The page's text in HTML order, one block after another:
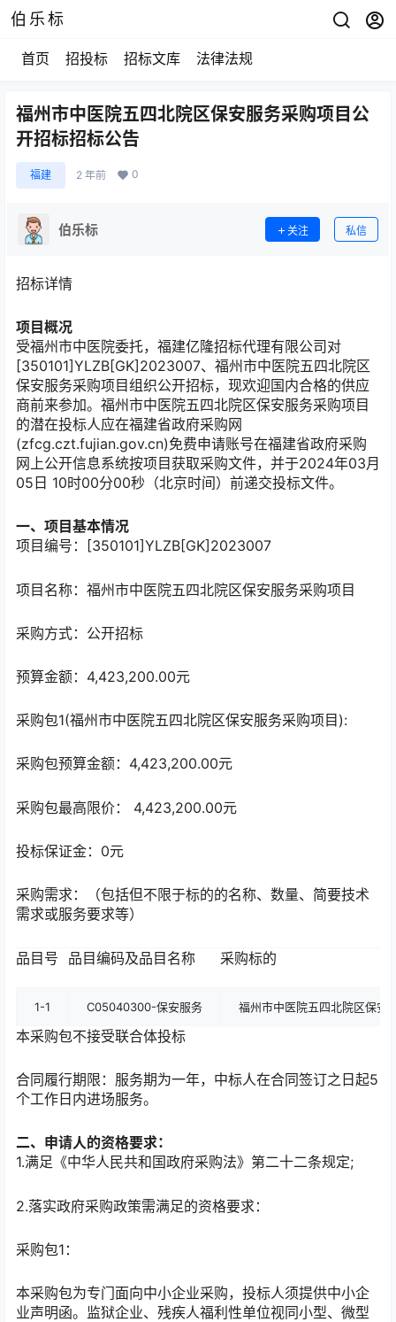
伯乐标
首页 招投标 招标文库 法律法规
福州市中医院五四北院区保安服务采购项目公
开招标招标公告
福建 2 年前 0
伯乐标 关注 私信
招标详情
项目概况
受福州市中医院委托， 福建亿隆招标代理有限公司 对
[350101]YLZB[GK]2023007、福州市中医院五四北院区
保安服务采购项目组织公开招标，现欢迎国内合格的供应
商前来参加。福州市中医院五四北院区保安服务采购项目
的潜在投标人应在福建省政府采购网
(zfcg.czt.fujian.gov.cn)免费申请账号在福建省政府采购
网上公开信息系统按项目获取采购文件，并于2024年03月
05日 10时00分00秒（北京时间）前递交投标文件。
一、项目基本情况
项目编号：[350101]YLZB[GK]2023007
项目名称：福州市中医院五四北院区保安服务采购项目
采购方式：公开招标
预算金额：4,423,200.00元
采购包1(福州市中医院五四北院区保安服务采购项目):
采购包预算金额：4,423,200.00元
采购包最高限价： 4,423,200.00元
投标保证金：0元
采购需求：（包括但不限于标的的名称、数量、简要技术
需求或服务要求等）
品目号 品目编码及品目名称 采购标的
1-1 C05040300-保安服务 福州市中医院五四北院区保安
本采购包不接受联合体投标
合同履行期限：服务期为一年，中标人在合同签订之日起5
个工作日内进场服务。
二、申请人的资格要求：
1.满足《中华人民共和国政府采购法》第二十二条规定;
2.落实政府采购政策需满足的资格要求：
采购包1：
本采购包为专门面向中小企业采购，投标人须提供中小企
业声明函。监狱企业、残疾人福利性单位视同小型、微型